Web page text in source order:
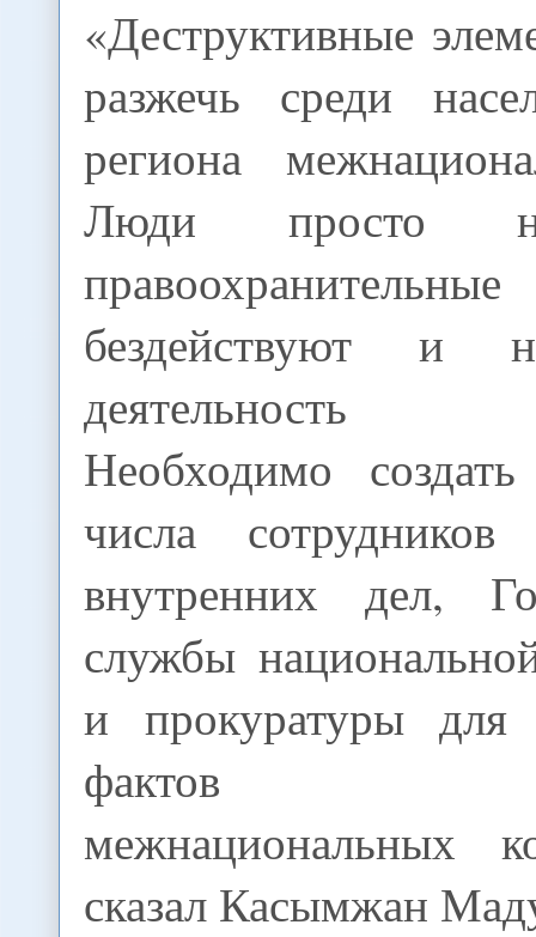
«Деструктивные
разжечь среди
региона
Люди просто
бездействуют и
деятельность
Необходимо
числа сотрудников
внутренних дел,
службы
и прокуратуры для
фактов
межнациональных
сказал Касымжан